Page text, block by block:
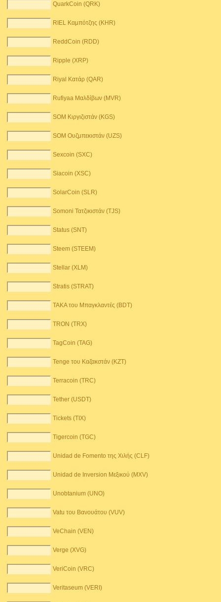
QuarkCoin (QRK)
RIEL Καμπότζης (KHR)
ReddCoin (RDD)
Ripple (XRP)
Riyal Κατάρ (QAR)
Rufiyaa Μαλδίβων (MVR)
SOM Κιργιζιστάν (KGS)
SOM Ουζμπεκιστάν (UZS)
Sexcoin (SXC)
Siacoin (XSC)
SolarCoin (SLR)
Somoni Τατζικιστάν (TJS)
Status (SNT)
Steem (STEEM)
Stellar (XLM)
Stratis (STRAT)
TAKA του Μπαγκλαντές (BDT)
TRON (TRX)
TagCoin (TAG)
Tenge του Καζακστάν (KZT)
Terracoin (TRC)
Tether (USDT)
Tickets (TIX)
Tigercoin (TGC)
Unidad de Fomento της Χιλής (CLF)
Unidad de Inversion Μεξικού (MXV)
Unobtanium (UNO)
Vatu του Βανουάτου (VUV)
VeChain (VEN)
Verge (XVG)
VeriCoin (VRC)
Veritaseum (VERI)